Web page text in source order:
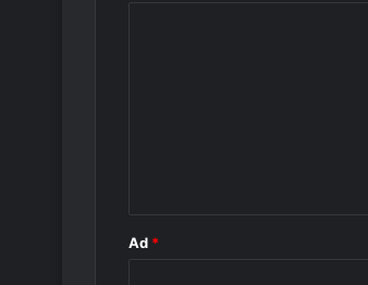
Ad *